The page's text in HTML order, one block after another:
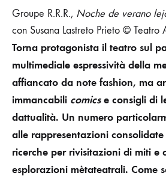
Groupe R.R.R., Noche de verano
con Susana Lastreto Prieto © Teatro
Torna protagonista il teatro sul
multimediale espressività della
affiancato da note fashion, ma
immancabili comicse consigli di
dattualità. Un numero
alle rappresentazioni
ricerche per rivisitazioni di miti e
esplorazioni mètateatrali. Come